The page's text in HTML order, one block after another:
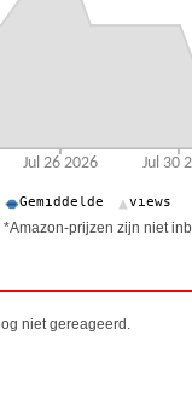
*Amazon-prijzen zijn niet
niet gereageerd.